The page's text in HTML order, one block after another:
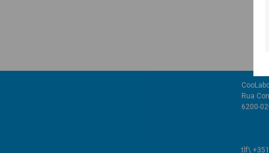
Rua
6200-
tlf\